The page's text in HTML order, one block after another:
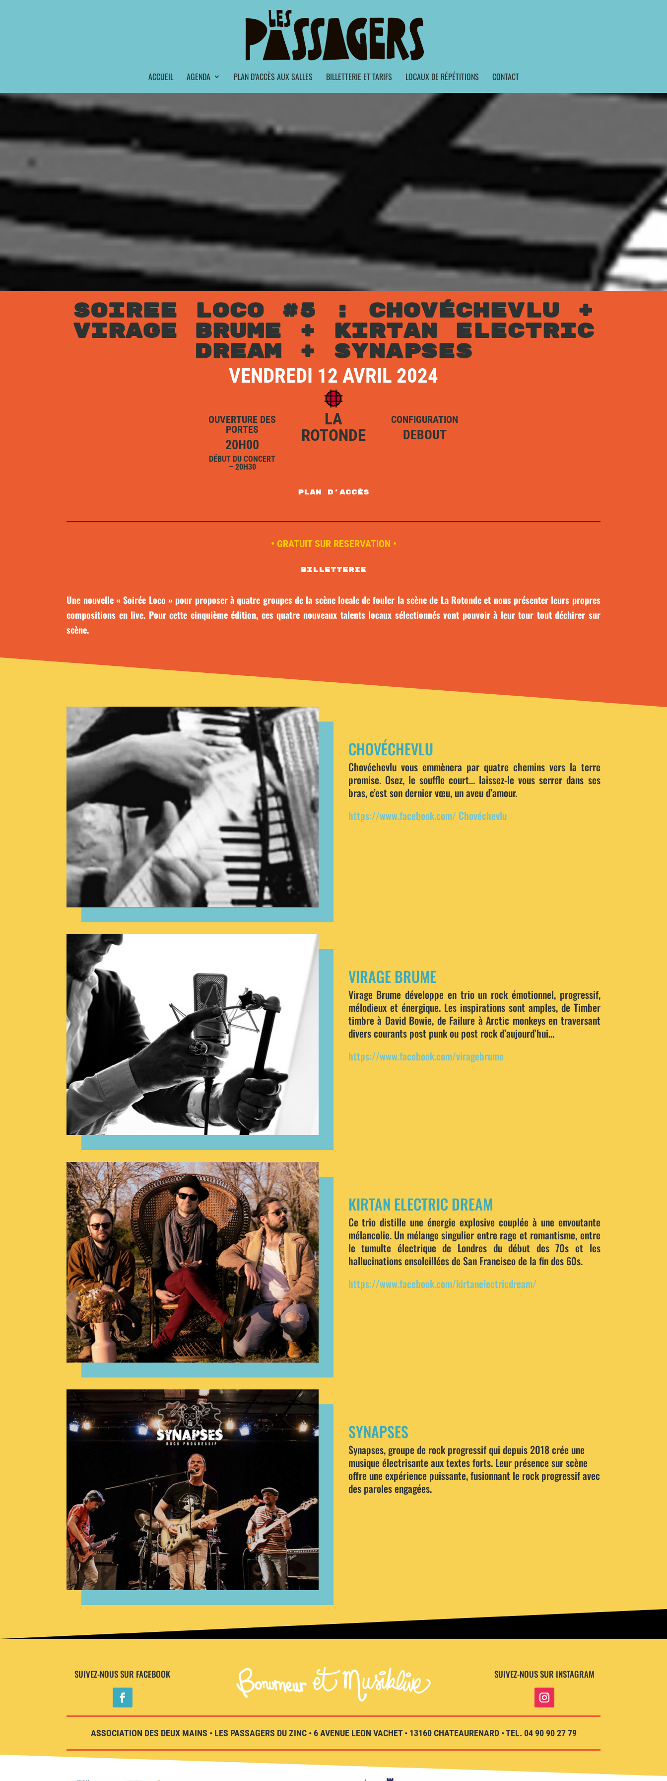
ACCUEIL AGENDA PLAN D’ACCÈS AUX SALLES BILLETTERIE ET TARIFS LOCAUX DE RÉPÉTITIONS CONTACT
SOIREE LOCO #5 : CHOVÉCHEVLU +
VIRAGE BRUME + KIRTAN ELECTRIC
DREAM + SYNAPSES
VENDREDI 12 AVRIL 2024
OUVERTURE DES
PORTES
20H00
DÉBUT DU CONCERT
– 20H30
LA
ROTONDE
CONFIGURATION
DEBOUT
plan d'accès
• GRATUIT SUR RESERVATION •
Billetterie
Une nouvelle « Soirée Loco » pour proposer à quatre groupes de la scène locale de fouler la scène de La Rotonde et nous présenter leurs propres
compositions en live. Pour cette cinquième édition, ces quatre nouveaux talents locaux sélectionnés vont pouvoir à leur tour tout déchirer sur
scène.
CHOVÉCHEVLU
Chovéchevlu vous emmènera par quatre chemins vers la terre
promise. Osez, le souffle court… laissez-le vous serrer dans ses
bras, c’est son dernier vœu, un aveu d’amour.
https://www.facebook.com/ Chovéchevlu
VIRAGE BRUME
Virage Brume développe en trio un rock émotionnel, progressif,
mélodieux et énergique. Les inspirations sont amples, de Timber
timbre à David Bowie, de Failure à Arctic monkeys en traversant
divers courants post punk ou post rock d’aujourd’hui…
https://www.facebook.com/viragebrume
KIRTAN ELECTRIC DREAM
Ce trio distille une énergie explosive couplée à une envoutante
mélancolie. Un mélange singulier entre rage et romantisme, entre
le tumulte électrique de Londres du début des 70s et les
hallucinations ensoleillées de San Francisco de la fin des 60s.
https://www.facebook.com/kirtanelectricdream/
SYNAPSES
Synapses, groupe de rock progressif qui depuis 2018 crée une
musique électrisante aux textes forts. Leur présence sur scène
offre une expérience puissante, fusionnant le rock progressif avec
des paroles engagées.
SUIVEZ-NOUS SUR FACEBOOK SUIVEZ-NOUS SUR INSTAGRAM
ASSOCIATION DES DEUX MAINS • LES PASSAGERS DU ZINC • 6 AVENUE LEON VACHET • 13160 CHATEAURENARD • TEL. 04 90 90 27 79